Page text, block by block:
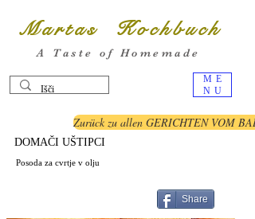
ME
NU
Martas Kochbuch
A Taste of Homemade
Zurück zu allen GERICHTEN VOM
DOMAČI UŠTIPCI
Posoda za cvrtje v olju
Share